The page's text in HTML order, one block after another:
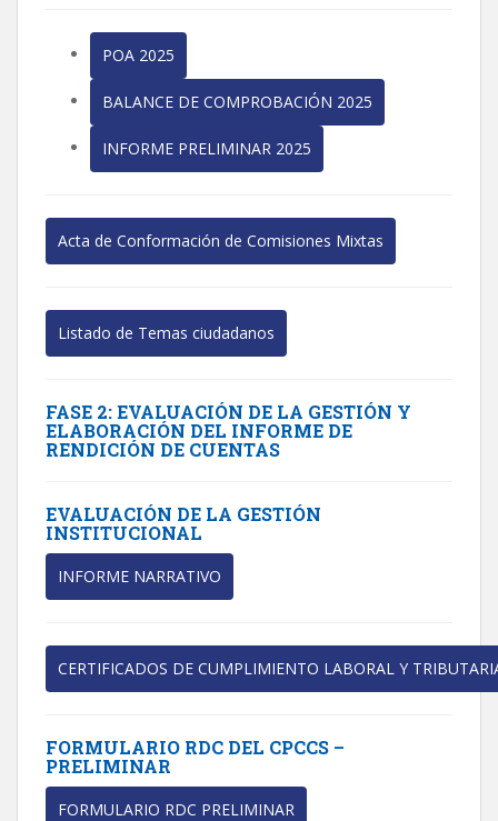
POA 2025
BALANCE DE COMPROBACIÓN 2025
INFORME PRELIMINAR 2025
Acta de Conformación de Comisiones Mixtas
Listado de Temas ciudadanos
FASE 2: EVALUACIÓN DE LA GESTIÓN Y
ELABORACIÓN DEL INFORME DE
RENDICIÓN DE CUENTAS
EVALUACIÓN DE LA GESTIÓN
INSTITUCIONAL
INFORME NARRATIVO
CERTIFICADOS DE CUMPLIMIENTO LABORAL Y
FORMULARIO RDC DEL CPCCS –
PRELIMINAR
FORMULARIO RDC PRELIMINAR